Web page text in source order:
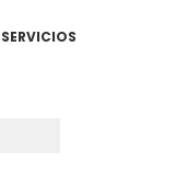
SERVICIOS